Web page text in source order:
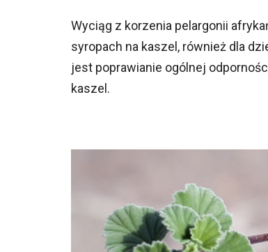
Wyciąg z korzenia pelargonii
syropach na kaszel, również dla
jest poprawianie ogólnej
kaszel.